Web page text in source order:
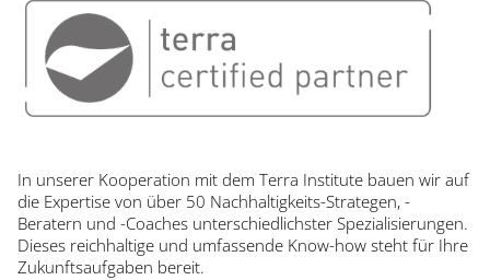
In unserer Kooperation mit dem Terra Institute bauen wir auf
die Expertise von über 50 Nachhaltigkeits-Strategen, -
Beratern und -Coaches unterschiedlichster Spezialisierungen.
Dieses reichhaltige und umfassende Know-how steht für Ihre
Zukunftsaufgaben bereit.